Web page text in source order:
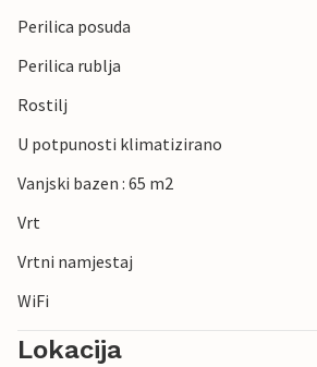
Perilica posuda
Perilica rublja
Rostilj
U potpunosti klimatizirano
Vanjski bazen : 65 m2
Vrt
Vrtni namjestaj
WiFi
Lokacija